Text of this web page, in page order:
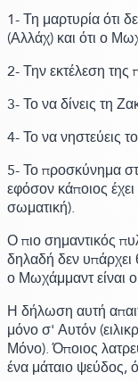
1- Τη μαρτυρία ότι
(Αλλάχ)και ότι ο
2- Την εκτέλεση της
3- Το να δίνεις τη
4- Το να νηστεύεις
5- Το προσκύνημα
εφόσον κάποιος
σωματική).
Ο πιο σημαντικός
δηλαδή δεν
ο Μωχάμμαντ είναι
Η δήλωση αυτή
μόνο σ' Αυτόν
Μόνο). Όποιος
ένα μάταιο ψεύδος,